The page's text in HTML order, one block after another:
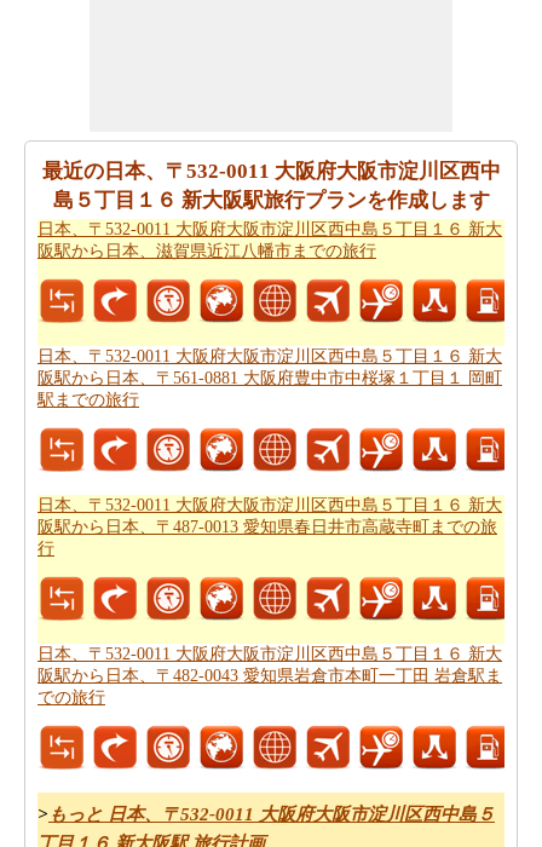
日本、〒532-0011 大阪府大阪市淀川区西中島５丁目１６
新大阪駅が日本、〒561-0881 大阪府豊中市中桜塚１丁目
１ 岡町駅からの飛ぶことを計画します。日本、〒532-
0011 大阪府大阪市淀川区西中島５丁目１６ 新大阪駅から
日本、〒561-0881 大阪府豊中市中桜塚１丁目１ 岡町駅ま
での飛行時間 の推定をしたいですか。
あなたの旅行プランをもらった後、あなたはまた、ルー
トプランナーの助けを借りて計画された
0011 大阪府大阪市淀川区西中島５丁目１６ 新大阪駅から
日本、〒561-0881 大阪府豊中市中桜塚１丁目１ 岡町駅ま
あなたの旅のための全体計画を持った後、あなたはま
た、旅費の推定値を取得したいと思います。
532-0011 大阪府大阪市淀川区西中島５丁目１６ 新大阪駅
から日本、〒561-0881 大阪府豊中市中桜塚１丁目１ 岡町
駅までの旅行の費用をチェックすることができます。
最近の日本、〒532-0011 大阪府大阪市淀川区西中
島５丁目１６ 新大阪駅旅行プランを作成します
日本、〒532-0011 大阪府大阪市淀川区西中島５丁目１６ 新大
阪駅から日本、滋賀県近江八幡市までの旅行
日本、〒532-0011 大阪府大阪市淀川区西中島５丁目１６ 新大
阪駅から日本、〒561-0881 大阪府豊中市中桜塚１丁目１ 岡町
駅までの旅行
日本、〒532-0011 大阪府大阪市淀川区西中島５丁目１６ 新大
阪駅から日本、〒487-0013 愛知県春日井市高蔵寺町までの旅
行
日本、〒532-0011 大阪府大阪市淀川区西中島５丁目１６ 新大
阪駅から日本、〒482-0043 愛知県岩倉市本町一丁田 岩倉駅ま
での旅行
> もっと 日本、〒532-0011 大阪府大阪市淀川区西中島５
丁目１６ 新大阪駅 旅行計画